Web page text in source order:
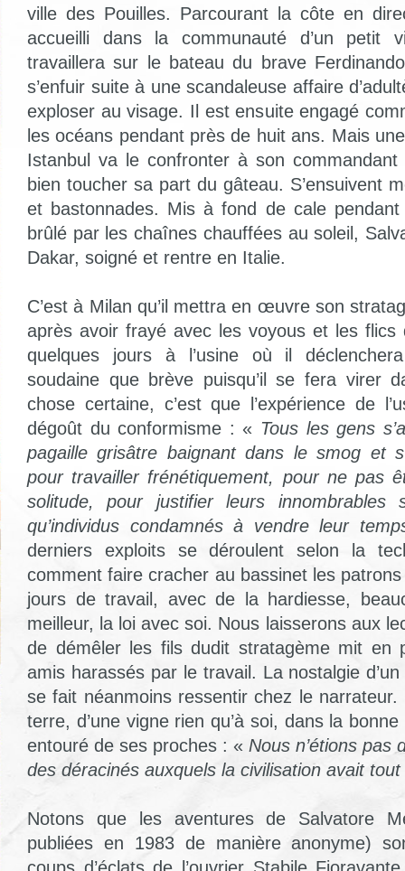
ville des Pouilles. Parcourant la côte en
accueilli dans la communauté d’un petit
travaillera sur le bateau du brave
s’enfuir suite à une scandaleuse affaire
exploser au visage. Il est ensuite engagé
les océans pendant près de huit ans. Mais
Istanbul va le confronter à son
bien toucher sa part du gâteau. S’ensuivent
et bastonnades. Mis à fond de cale pendant
brûlé par les chaînes chauffées au soleil,
Dakar, soigné et rentre en Italie.
C’est à Milan qu’il mettra en œuvre son
après avoir frayé avec les voyous et les flics
quelques jours à l’usine où il
soudaine que brève puisqu’il se fera virer
chose certaine, c’est que l’expérience de
dégoût du conformisme : « Tous les gens
pagaille grisâtre baignant dans le smog et
pour travailler frénétiquement, pour ne pas
solitude, pour justifier leurs innombrables
qu’individus condamnés à vendre leur
derniers exploits se déroulent selon la
comment faire cracher au bassinet les
jours de travail, avec de la hardiesse,
meilleur, la loi avec soi. Nous laisserons aux
de démêler les fils dudit stratagème mit en
amis harassés par le travail. La nostalgie
se fait néanmoins ressentir chez le narrateur.
terre, d’une vigne rien qu’à soi, dans la
entouré de ses proches : « Nous n’étions pas
des déracinés auxquels la civilisation avait
Notons que les aventures de Salvatore
publiées en 1983 de manière anonyme)